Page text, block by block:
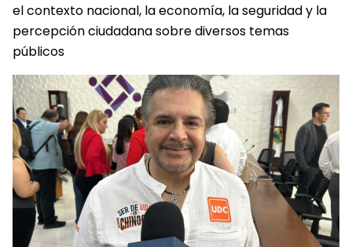
el contexto nacional, la economía, la seguridad y la
percepción ciudadana sobre diversos temas
públicos